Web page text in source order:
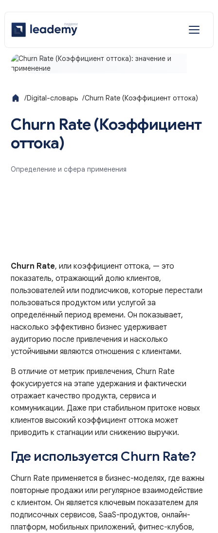
Наши решения
/Digital-словарь /Churn Rate (Коэффициент оттока)
Churn Rate (Коэффициент
оттока)
Определение и сфера применения
Churn Rate, или коэффициент оттока, — это
показатель, отражающий долю клиентов,
пользователей или подписчиков, которые перестали
пользоваться продуктом или услугой за
определённый период времени. Он показывает,
насколько эффективно бизнес удерживает
аудиторию после привлечения и насколько
устойчивыми являются отношения с клиентами.
В отличие от метрик привлечения, Churn Rate
фокусируется на этапе удержания и фактически
отражает качество продукта, сервиса и
коммуникации. Даже при стабильном притоке новых
клиентов высокий коэффициент оттока может
приводить к стагнации или снижению выручки.
Где используется Churn Rate?
Churn Rate применяется в бизнес-моделях, где важны
повторные продажи или регулярное взаимодействие
с клиентом. Он является ключевым показателем для
подписочных сервисов, SaaS-продуктов, онлайн-
платформ, мобильных приложений, фитнес-клубов,